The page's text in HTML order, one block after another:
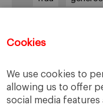
Cookies
We use cookies to
allowing us to offer
social media features
parlamento
pobresa